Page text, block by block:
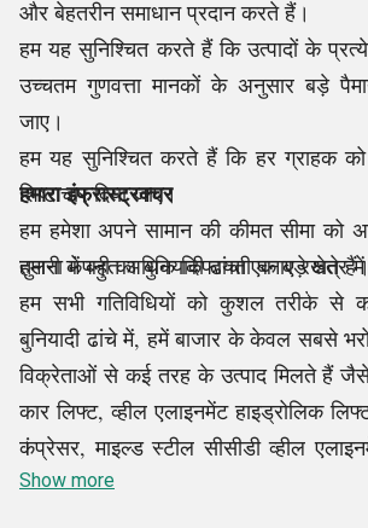
और बेहतरीन समाधान प्रदान करते हैं।
हम यह सुनिश्चित करते हैं कि उत्पादों के
उच्चतम गुणवत्ता मानकों के अनुसार बड़े
जाए।
हम यह सुनिश्चित करते हैं कि हर ग्राहक को
शिष्टाचार दिया जाए।
हम हमेशा अपने सामान की कीमत सीमा को
तुलना में बहुत अधिक किफायती बनाए रखते हैं।
हमारा इंफ्रास्ट्रक्चर
हमारी कंपनी का बुनियादी ढांचा एक बड़े
हम सभी गतिविधियों को कुशल तरीके से
बुनियादी ढांचे में, हमें बाजार के केवल सबसे
विक्रेताओं से कई तरह के उत्पाद मिलते हैं
कार लिफ्ट, व्हील एलाइनमेंट हाइड्रोलिक
कंप्रेसर, माइल्ड स्टील सीसीडी व्हील
मल्टीप्रोसेस वेल्डिंग मशीन, एयर फिल्टर
।
Show more